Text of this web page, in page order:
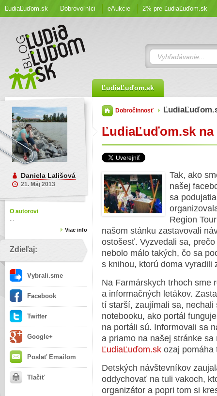
ĽudiaĽuďom.sk Dobrovoľníci eAukcie 2% pre ĽudiaĽuďom.sk
ĽudiaĽuďom.sk
Daniela Lališová
21. Máj 2013
O autorovi
Viac info
Zdieľaj:
Vybrali.sme
Facebook
Twitter
Google+
Poslať Emailom
Tlačiť
Dobročinnosť
ĽudiaĽuďom.sk
Tak, ako
našej
sa
Region
našom stánku zastavovali
ostošesť. Vyzvedali sa,
nebolo málo takých, čo sa
s knihou, ktorú doma vyradili
Na Farmárskych trhoch sme
a informačných letákov.
tí starší, zaujímali sa,
notebooku, ako portál
na portáli sú. Informovali sa
a priamo na našej stránke
ĽudiaĽuďom.sk ozaj pomáha
Detských návštevníkov
oddychovať na tuli vakoch,
organizátor a popri tom si